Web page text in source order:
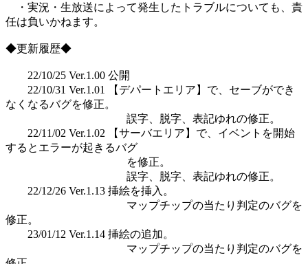
・実況・生放送によって発生したトラブルについても、責
任は負いかねます。
◆更新履歴◆
22/10/25 Ver.1.00 公開
22/10/31 Ver.1.01 【デパートエリア】で、セーブができ
なくなるバグを修正。
誤字、脱字、表記ゆれの修正。
22/11/02 Ver.1.02 【サーバエリア】で、イベントを開始
するとエラーが起きるバグ
を修正。
誤字、脱字、表記ゆれの修正。
22/12/26 Ver.1.13 挿絵を挿入。
マップチップの当たり判定のバグを
修正。
23/01/12 Ver.1.14 挿絵の追加。
マップチップの当たり判定のバグを